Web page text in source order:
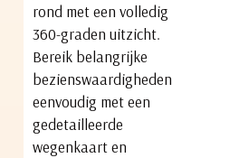
rond met een volledig
360-graden uitzicht.
Bereik belangrijke
bezienswaardigheden
eenvoudig met een
gedetailleerde
wegenkaart en